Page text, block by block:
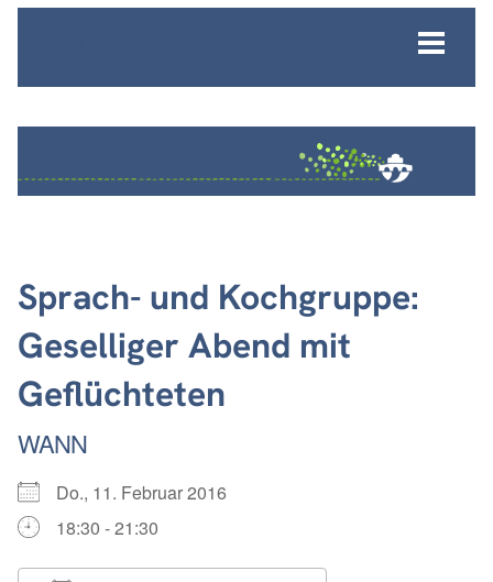
Sprach- und Kochgruppe:
Geselliger Abend mit
Geflüchteten
WANN
Do., 11. Februar 2016
18:30 - 21:30